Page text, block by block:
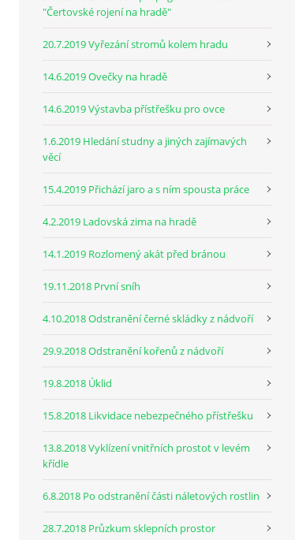
"Čertovské rojení na hradě"
20.7.2019 Vyřezání stromů kolem hradu
14.6.2019 Ovečky na hradě
14.6.2019 Výstavba přístřešku pro ovce
1.6.2019 Hledání studny a jiných zajímavých
věcí
15.4.2019 Přichází jaro a s ním spousta práce
4.2.2019 Ladovská zima na hradě
14.1.2019 Rozlomený akát před bránou
19.11.2018 První sníh
4.10.2018 Odstranění černé skládky z nádvoří
29.9.2018 Odstranění kořenů z nádvoří
19.8.2018 Úklid
15.8.2018 Likvidace nebezpečného přístřešku
13.8.2018 Vyklízení vnitřních prostot v levém
křídle
6.8.2018 Po odstranění části náletových rostlin
28.7.2018 Průzkum sklepních prostor